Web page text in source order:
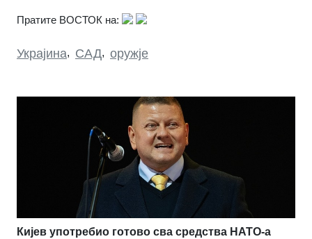
Пратите ВОСТОК на:
Украјина, САД, оружје
Кијев употребио готово сва средства НАТО-а